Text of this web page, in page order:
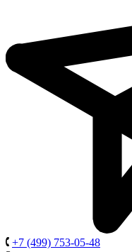
+7 (499) 753-05-48